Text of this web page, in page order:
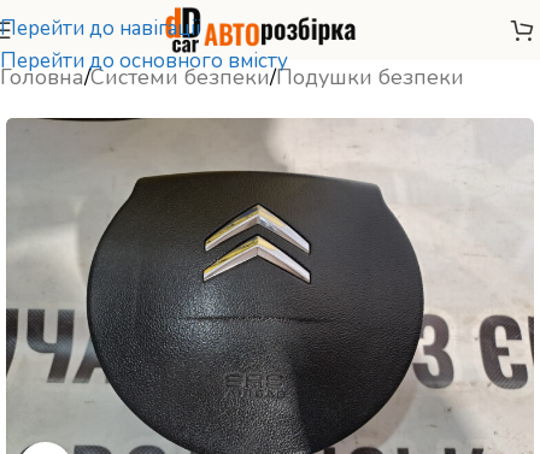
Перейти до навігації
Перейти до основного вмісту
Головна/Системи безпеки/Подушки безпеки